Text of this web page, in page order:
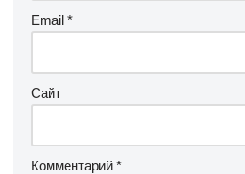
Email *
Сайт
Комментарий *